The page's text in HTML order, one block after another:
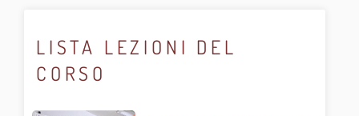
LISTA LEZIONI DEL
CORSO